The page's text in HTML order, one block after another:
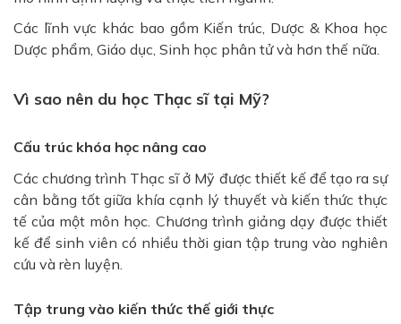
Các lĩnh vực khác bao gồm Kiến trúc, Dược & Khoa học
Dược phẩm, Giáo dục, Sinh học phân tử và hơn thế nữa.
Vì sao nên du học Thạc sĩ tại Mỹ?
Cấu trúc khóa học nâng cao
Các chương trình Thạc sĩ ở Mỹ được thiết kế để tạo ra sự
cân bằng tốt giữa khía cạnh lý thuyết và kiến ​​thức thực
tế của một môn học. Chương trình giảng dạy được thiết
kế để sinh viên có nhiều thời gian tập trung vào nghiên
cứu và rèn luyện.
Tập trung vào kiến ​​thức thế giới thực